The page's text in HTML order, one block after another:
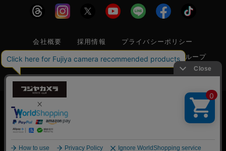
会社概要 採用情報
プライバシーポリシー
特定商取引に関する法律に基づく表示
フジヤグループ
商標登録 第5211024号 株式会社フジヤカメラ店 古物商許可番
号 東京都公安委員会 第304399601272号
© 2006 FUJIYACAMERA SHOP
当サイトでは利便性向上のためクッキー(Cookie)
を使用しています。クッキー(Cookie)の使用に関
しては「プライバシーポリシー」
い。
承諾する